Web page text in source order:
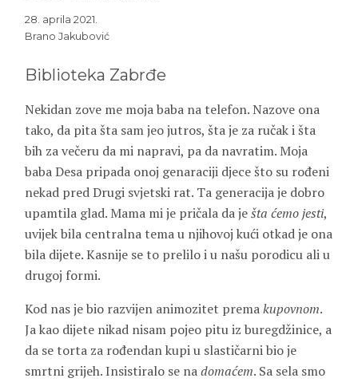
28. aprila 2021.
Brano Jakubović
Biblioteka Zabrđe
Nekidan zove me moja baba na telefon. Nazove ona
tako, da pita šta sam jeo jutros, šta je za ručak i šta
bih za večeru da mi napravi, pa da navratim. Moja
baba Desa pripada onoj genaraciji djece što su rođeni
nekad pred Drugi svjetski rat. Ta generacija je dobro
upamtila glad. Mama mi je pričala da ješta ćemo jesti,
uvijek bila centralna tema u njihovoj kući otkad je ona
bila dijete. Kasnije se to prelilo i u našu porodicu ali u
drugoj formi.
Kod nas je bio razvijen animozitet premakupovnom.
Ja kao dijete nikad nisam pojeo pitu iz buregdžinice, a
da se torta za rođendan kupi u slastičarni bio je
smrtni grijeh. Insistiralo se nadomaćem. Sa sela smo